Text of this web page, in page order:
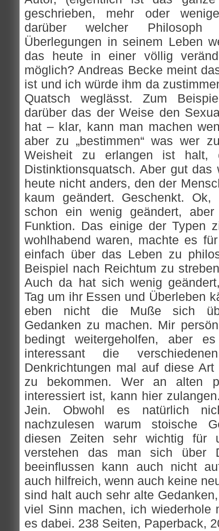
geschrieben, mehr oder
darüber welcher
Überlegungen in seinem Leben
das heute in einer völlig
möglich? Andreas Becke meint
ist und ich würde ihm da
Quatsch weglässt. Zum
darüber das der Weise den
hat – klar, kann man machen
aber zu „bestimmen“ was wer
Weisheit zu erlangen ist halt,
Distinktionsquatsch. Aber gut
heute nicht anders, den der
kaum geändert. Geschenkt.
schon ein wenig geändert,
Funktion. Das einige der Typen
wohlhabend waren, machte es
einfach über das Leben zu
Beispiel nach Reichtum zu
Auch da hat sich wenig
Tag um ihr Essen und Überleben
eben nicht die Muße sich
Gedanken zu machen. Mir
bedingt weitergeholfen, aber
interessant die
Denkrichtungen mal auf diese
zu bekommen. Wer an alten
interessiert ist, kann hier
Jein. Obwohl es natürlich
nachzulesen warum stoische
diesen Zeiten sehr wichtig
verstehen das man sich über
beeinflussen kann auch nicht
auch hilfreich, wenn auch keine
sind halt auch sehr alte
viel Sinn machen, ich wiederhole
es dabei. 238 Seiten, Paperback,